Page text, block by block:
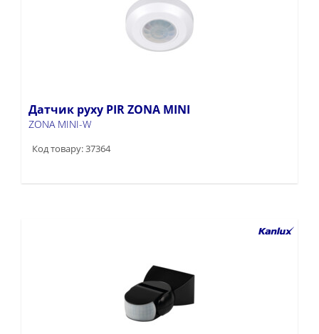
Датчик руху PIR ZONA MINI
ZONA MINI-W
Код товару: 37364